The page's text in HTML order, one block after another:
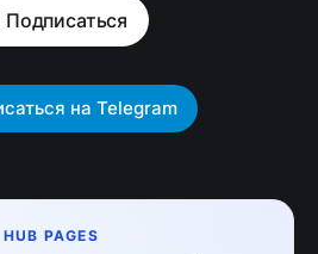
Подписаться
на Telegram
HUB PAGES